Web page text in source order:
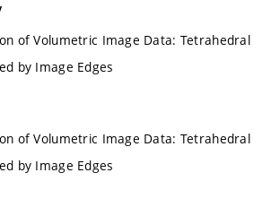
of Volumetric Image Data: Tetrahedral
by Image Edges
of Volumetric Image Data: Tetrahedral
by Image Edges